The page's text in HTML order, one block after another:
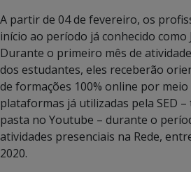
A partir de 04 de fevereiro, os
início ao período já conhecido como
Durante o primeiro mês de
dos estudantes, eles receberão
de formações 100% online por meio
plataformas já utilizadas pela SED –
pasta no Youtube – durante o
atividades presenciais na Rede,
2020.